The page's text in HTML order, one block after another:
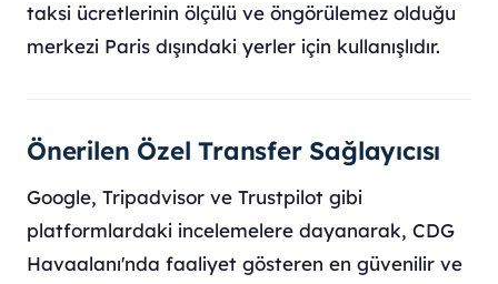
taksi ücretlerinin ölçülü ve öngörülemez olduğu
merkezi Paris dışındaki yerler için kullanışlıdır.
Önerilen Özel Transfer Sağlayıcısı
Google, Tripadvisor ve Trustpilot gibi
platformlardaki incelemelere dayanarak, CDG
Havaalanı'nda faaliyet gösteren en güvenilir ve